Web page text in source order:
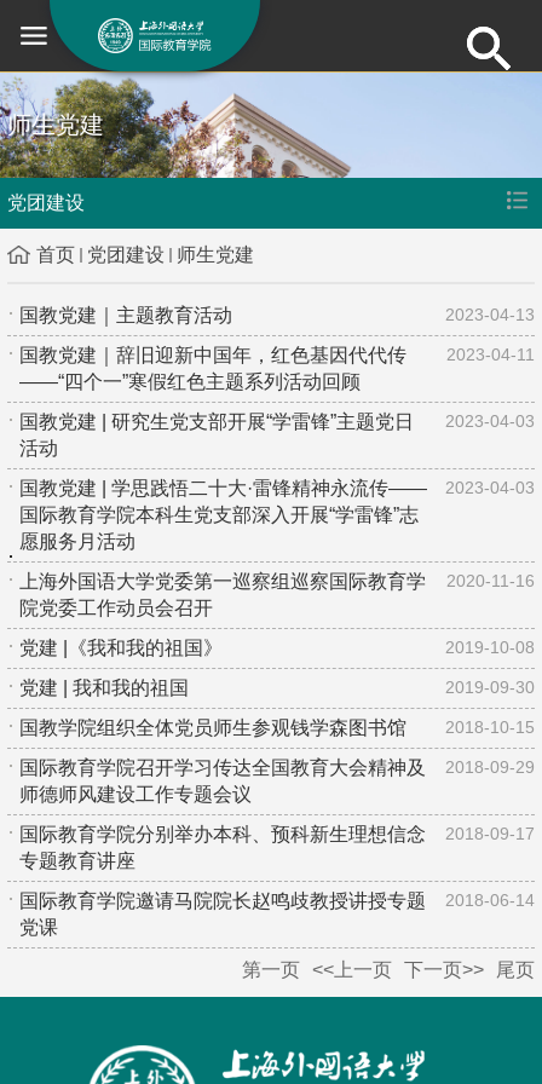
师生党建
党团建设
首页 党团建设 师生党建
国教党建｜主题教育活动 2023-04-13
国教党建｜辞旧迎新中国年，红色基因代代传
——“四个一”寒假红色主题系列活动回顾
2023-04-11
国教党建 | 研究生党支部开展“学雷锋”主题党日
活动
2023-04-03
国教党建 | 学思践悟二十大·雷锋精神永流传——
国际教育学院本科生党支部深入开展“学雷锋”志
愿服务月活动
2023-04-03
上海外国语大学党委第一巡察组巡察国际教育学
院党委工作动员会召开
2020-11-16
党建 |《我和我的祖国》 2019-10-08
党建 | 我和我的祖国 2019-09-30
国教学院组织全体党员师生参观钱学森图书馆 2018-10-15
国际教育学院召开学习传达全国教育大会精神及
师德师风建设工作专题会议
2018-09-29
国际教育学院分别举办本科、预科新生理想信念
专题教育讲座
2018-09-17
国际教育学院邀请马院院长赵鸣歧教授讲授专题
党课
2018-06-14
第一页 <<上一页 下一页>> 尾页